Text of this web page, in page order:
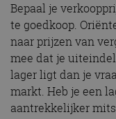
Bepaal je
te goedkoop.
naar prijzen van
mee dat je
lager ligt dan je
markt. Heb je een
aantrekkelijker